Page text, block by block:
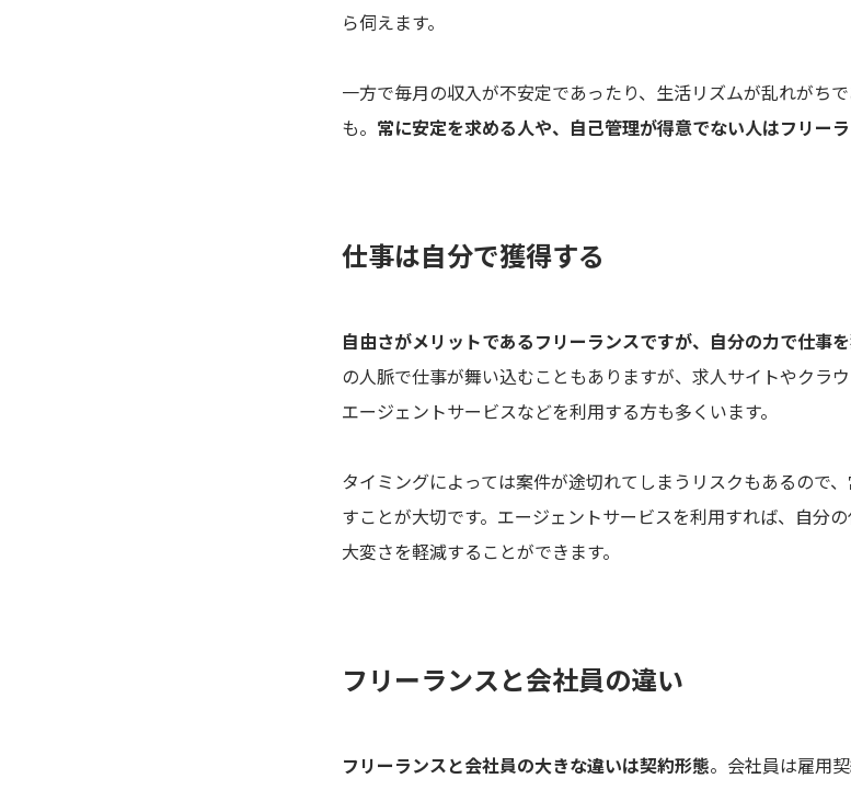
ら伺えます。
一方で毎月の収入が不安定であったり、生活リズムが乱れがち
も。 常に安定を求める人や、自己管理が得意でない人はフリー
仕事は自分で獲得する
自由さがメリットであるフリーランスですが、自分の力で仕事
の人脈で仕事が舞い込むこともありますが、求人サイトやクラ
エージェントサービスなどを利用する方も多くいます。
タイミングによっては案件が途切れてしまうリスクもあるので
すことが大切です。エージェントサービスを利用すれば、自分
大変さを軽減することができます。
フリーランスと会社員の違い
フリーランスと会社員の大きな違いは契約形態。会社員は雇用